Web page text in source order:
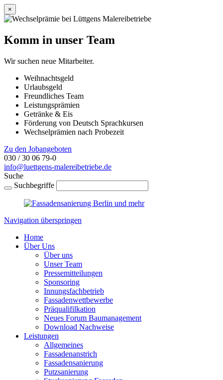
×
Komm in unser Team
Wir suchen neue Mitarbeiter.
Weihnachtsgeld
Urlaubsgeld
Freundliches Team
Leistungsprämien
Getränke & Eis
Förderung von Deutsch Sprachkursen
Wechselprämien nach Probezeit
Zu den Jobangeboten
030 / 30 06 79-0
info@luettgens-malereibetriebe.de
Suche
Suchbegriffe
Navigation überspringen
Home
Über Uns
Über uns
Unser Team
Pressemitteilungen
Sponsoring
Innungsfachbetrieb
Fassadenwettbewerbe
Präqualifilkation
Neues Forum Baumanagement
Download Nachweise
Leistungen
Allgemeines
Fassadenanstrich
Fassadensanierung
Putzsanierung